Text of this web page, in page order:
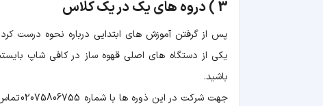
3 ) دروه های یک در یک کلاس
پس از گرفتن آموزش های ابتدایی درباره نحوه درست
باشید.
جهت شرکت در این ذوره ها با شماره 02075806755 تماس بگیرید.